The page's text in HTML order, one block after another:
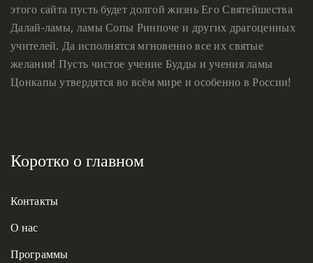
этого сайта пусть будет долгой жизнь Его Святейшества
Далай-ламы, ламы Сопы Ринпоче и других драгоценных
учителей. Да исполнятся мгновенно все их святые
желания! Пусть чистое учение Будды и учения ламы
Цонкапы утвердятся во всём мире и особенно в России!
Коротко о главном
Контакты
О нас
Программы